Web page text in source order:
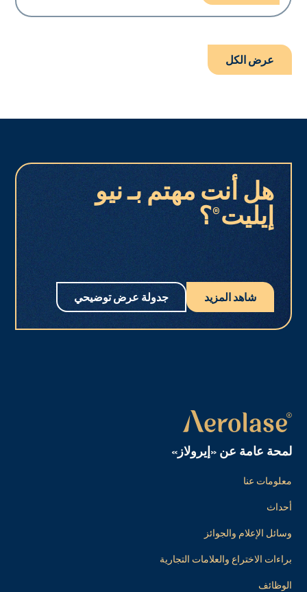
عرض الكل
هل أنت مهتم بـ نيو
إيليت®؟
شاهد المزيد جدولة عرض توضيحي
لمحة عامة عن «إيرولاز»
معلومات عنا
أحداث
وسائل الإعلام والجوائز
براءات الاختراع والعلامات التجارية
الوظائف